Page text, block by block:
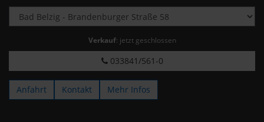
Verkauf: jetzt geschlossen
033841/561-0
Anfahrt Kontakt Mehr Infos